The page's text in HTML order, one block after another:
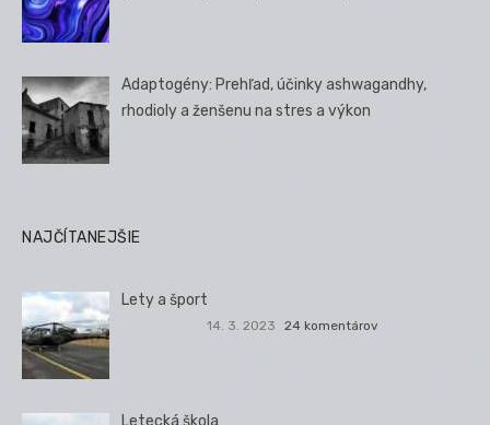
Adaptogény: Prehľad, účinky ashwagandhy,
rhodioly a ženšenu na stres a výkon
NAJČÍTANEJŠIE
Lety a šport
14. 3. 2023 24 komentárov